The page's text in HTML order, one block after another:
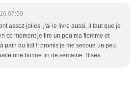
07:50
assez jolies, j'ai le livre aussi, il faut que je
ce moment je tire un peu ma flemme et
pain du lidl !! promis je me secoue un peu.
une bonne fin de semaine. Bises